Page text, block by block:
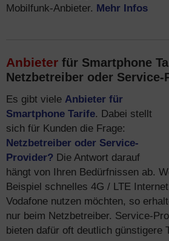
Mobilfunk-Anbieter. Mehr Infos
Anbieter für Smartphone
Netzbetreiber oder Service-
Es gibt viele Anbieter für
Smartphone Tarife. Dabei stellt
sich für Kunden die Frage:
Netzbetreiber oder Service-
Provider? Die Antwort darauf
hängt von Ihren Bedürfnissen ab.
Beispiel schnelles 4G / LTE
Vodafone nutzen möchten, so
nur beim Netzbetreiber. Service-
bieten dafür oft deutlich günstigere